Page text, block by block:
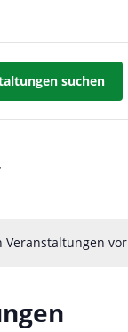
Veranstaltungen
suchen